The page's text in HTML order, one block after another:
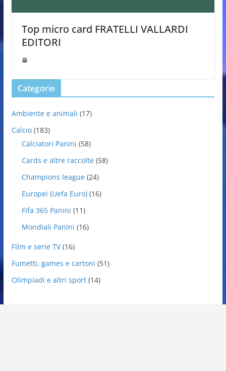
Top micro card FRATELLI VALLARDI
EDITORI
Categorie
Ambiente e animali (17)
Calcio(183)
Calciatori Panini (58)
Cards e altre raccolte(58)
Champions league(24)
Europei (Uefa Euro)(16)
Fifa 365 Panini (11)
Mondiali Panini (16)
Film e serie TV(16)
Fumetti, games e cartoni (51)
Olimpiadi e altri sport(14)